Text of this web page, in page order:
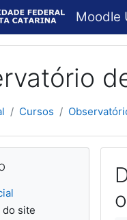
principal
Moodle
Cursos
do site